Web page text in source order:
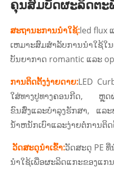
ຄຸນສົມບັດຜະລິດຕະ
ສະຖານະການນຳໃຊ້:led flux
ເຫມາະສົມສໍາລັບການນໍາໃຊ້ໃ
ບັນຍາກາດ romantic ແລະ
ການ​ຕິດ​ຕັ້ງ​ງ່າຍ​ດາຍ​:LED
ໃສ່ທາງປູທາງຄອນກີດ, ຫຼຸດຜ່
ຂົນສົ່ງແລະບໍາລຸງຮັກສາ, ແລ
ນ້ໍາຫນັກເບົາແລະງ່າຍຕໍ່ການຕິດ
ວັດສະດຸນໍາເຂົ້າ:ວັດສະດຸ PE
ນໍາໃຊ້ເພື່ອຜະລິດແກະຂອງແກ